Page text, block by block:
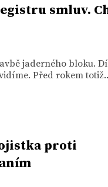
smluv.
jaderného bloku.
Před rokem
proti